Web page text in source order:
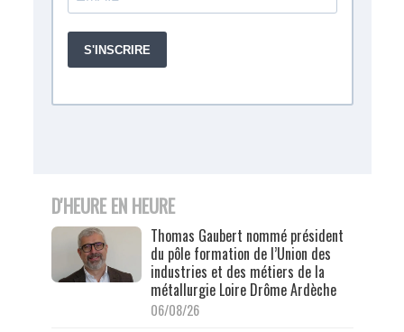
D'HEURE EN HEURE
Thomas Gaubert nommé président
du pôle formation de l’Union des
industries et des métiers de la
métallurgie Loire Drôme Ardèche
06/08/26